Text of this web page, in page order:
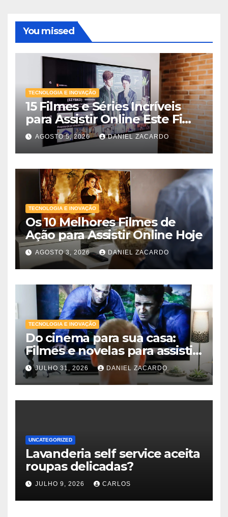
You missed
TECNOLOGIA E INOVAÇÃO
15 Filmes e Séries Incríveis
para Assistir Online Este Fim
de Semana
AGOSTO 5, 2026 DANIEL ZACARDO
TECNOLOGIA E INOVAÇÃO
Os 10 Melhores Filmes de
Ação para Assistir Online Hoje
AGOSTO 3, 2026 DANIEL ZACARDO
TECNOLOGIA E INOVAÇÃO
Do cinema para sua casa:
Filmes e novelas para assistir
online agora
JULHO 31, 2026 DANIEL ZACARDO
UNCATEGORIZED
Lavanderia self service aceita
roupas delicadas?
JULHO 9, 2026 CARLOS